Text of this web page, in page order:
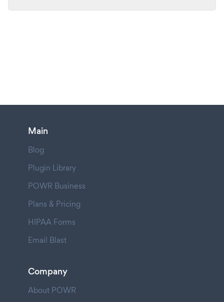
Main
Blog
Plugin Library
POWR Business
Plans & Pricing
HIPAA Forms
Email Blast
Company
About POWR